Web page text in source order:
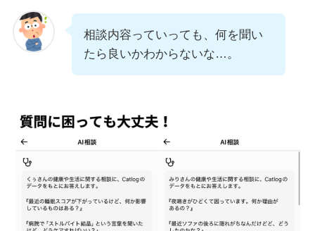
相談内容っていっても、何を聞い
たら良いかわからないな…。